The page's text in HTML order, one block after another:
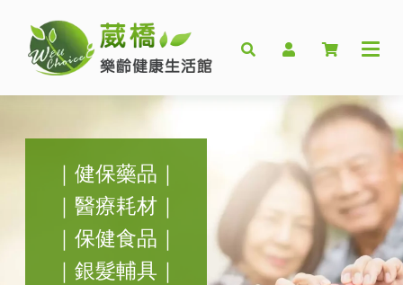
｜健保藥品｜
｜醫療耗材｜
｜保健食品｜
｜銀髮輔具｜